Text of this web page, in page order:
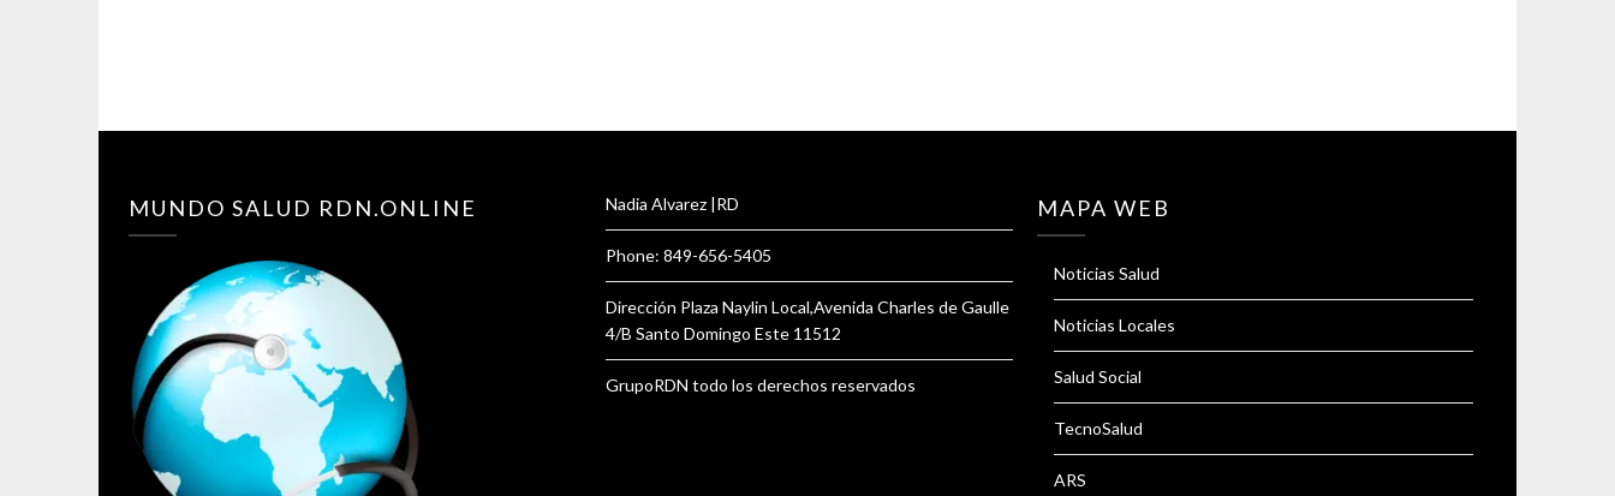
MUNDO SALUD RDN.ONLINE Nadia Alvarez |RD
Phone: 849-656-5405
Dirección Plaza Naylin Local,Avenida Charles de Gaulle
4/B Santo Domingo Este 11512
GrupoRDN todo los derechos reservados
MAPA WEB
Noticias Salud
Noticias Locales
Salud Social
TecnoSalud
ARS